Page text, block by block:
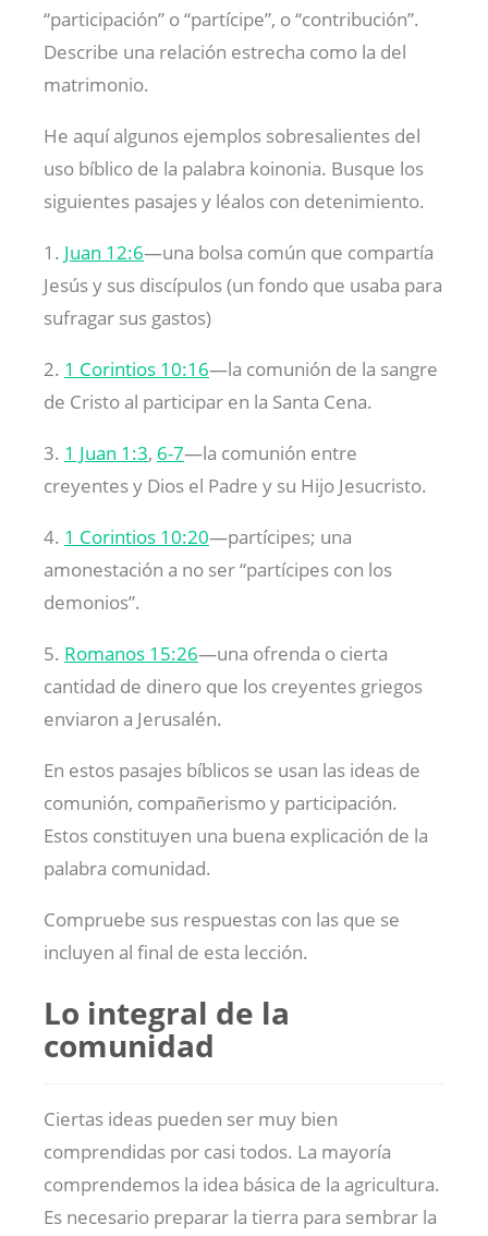
“participación” o “partícipe”, o “contribución”.
Describe una relación estrecha como la del
matrimonio.
He aquí algunos ejemplos sobresalientes del
uso bíblico de la palabra koinonia. Busque los
siguientes pasajes y léalos con detenimiento.
1. Juan 12:6—una bolsa común que compartía
Jesús y sus discípulos (un fondo que usaba para
sufragar sus gastos)
2. 1 Corintios 10:16—la comunión de la sangre
de Cristo al participar en la Santa Cena.
3. 1 Juan 1:3, 6-7—la comunión entre
creyentes y Dios el Padre y su Hijo Jesucristo.
4. 1 Corintios 10:20—partícipes; una
amonestación a no ser “partícipes con los
demonios”.
5. Romanos 15:26—una ofrenda o cierta
cantidad de dinero que los creyentes griegos
enviaron a Jerusalén.
En estos pasajes bíblicos se usan las ideas de
comunión, compañerismo y participación.
Estos constituyen una buena explicación de la
palabra comunidad.
Compruebe sus respuestas con las que se
incluyen al final de esta lección.
Lo integral de la
comunidad
Ciertas ideas pueden ser muy bien
comprendidas por casi todos. La mayoría
comprendemos la idea básica de la agricultura.
Es necesario preparar la tierra para sembrar la